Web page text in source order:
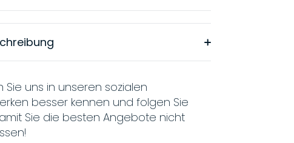
Sie uns in unseren sozialen
besser kennen und folgen Sie
Sie die besten Angebote nicht